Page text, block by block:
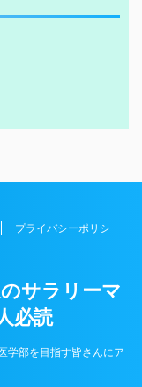
プライバシーポリシ
サラリーマ
必読
学部を目指す皆さんにア